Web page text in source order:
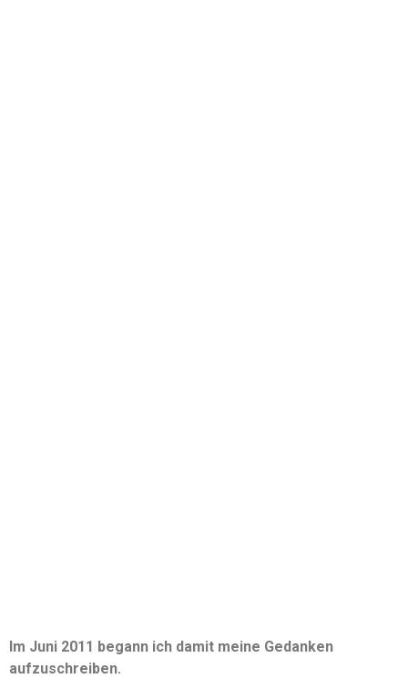
Im Juni 2011 begann ich damit meine Gedanken
aufzuschreiben.